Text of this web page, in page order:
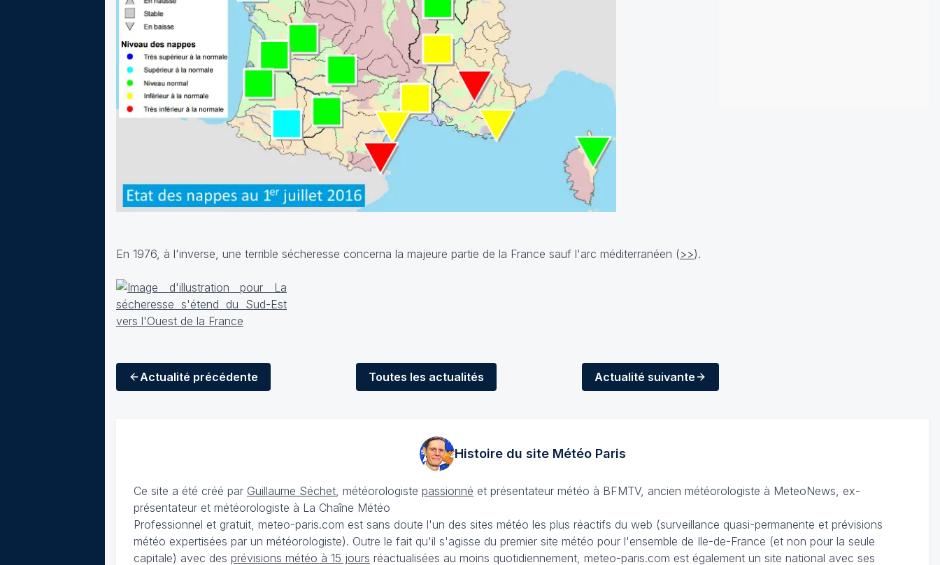
En 1976, à l'inverse, une terrible sécheresse concerna la majeure partie de la France sauf l'arc méditerranéen (>>).
Actualité précédente Toutes les actualités Actualité suivante
Histoire du site MétéoParis
Ce site a été créé par Guillaume Séchet , météorologiste passionné et présentateur météo à BFMTV, ancien météorologiste à MeteoNews, ex-
présentateur et météorologiste à La Chaîne Météo
Professionnel et gratuit, meteo-paris.com est sans doute l'un des sites météo les plus réactifs du web (surveillance quasi-permanente et prévisions
météo expertisées par un météorologiste). Outre le fait qu'il s'agisse du premier site météo pour l'ensemble de Ile-de-France (et non pour la seule
capitale) avec des prévisions météo à 15 jours réactualisées au moins quotidiennement, meteo-paris.com est également un site national avec ses